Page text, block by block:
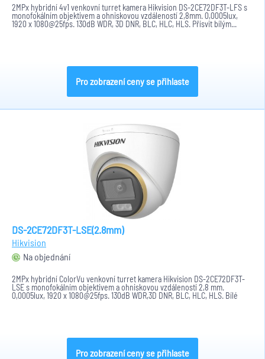
2MPx hybridní 4v1 venkovní turret kamera Hikvision DS-2CE72DF3T-LFS s
monofokálním objektivem a ohniskovou vzdáleností 2,8mm. 0,0005lux,
1920 x 1080@25fps. 130dB WDR, 3D DNR, BLC, HLC, HLS. Přísvit bílým...
Pro zobrazení ceny se přihlaste
DS-2CE72DF3T-LSE(2.8mm)
Hikvision
Na objednání
2MPx hybridní ColorVu venkovní turret kamera Hikvision DS-2CE72DF3T-
LSE s monofokálním objektivem a ohniskovou vzdáleností 2,8 mm.
0,0005lux, 1920 x 1080@25fps. 130dB WDR,3D DNR, BLC, HLC, HLS. Bílé
Pro zobrazení ceny se přihlaste